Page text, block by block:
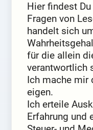
Hier findest
Fragen von
handelt sich
für die allein
verantwortlich
Ich mache mir
eigen.
Ich erteile
Erfahrung und